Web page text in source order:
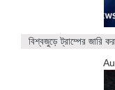
বিশ্বজুড়ে ট্রাম্পের জারি